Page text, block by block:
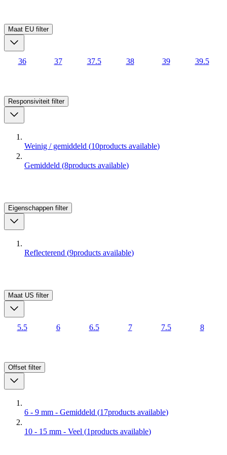
Maat EU filter
36 37 37.5 38 39 39.5
Responsiviteit filter
Weinig / gemiddeld (10products available)
Gemiddeld (8products available)
Eigenschappen filter
Reflecterend (9products available)
Maat US filter
5.5 6 6.5 7 7.5 8
Offset filter
6 - 9 mm - Gemiddeld (17products available)
10 - 15 mm - Veel (1products available)